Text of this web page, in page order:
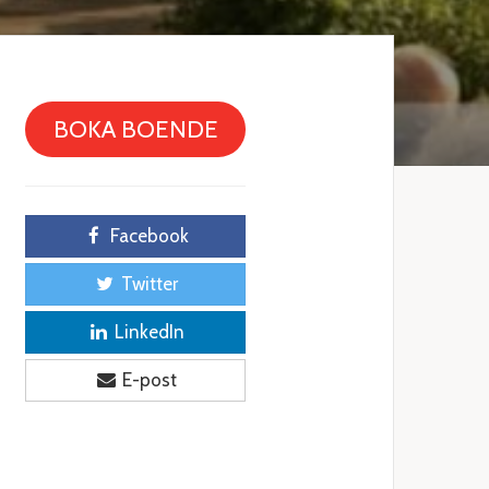
BOKA BOENDE
Facebook
Twitter
LinkedIn
E-post